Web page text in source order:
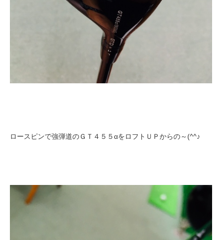
ロースピンで強弾道のＧＴ４５５αをロフトＵＰからの～(^^♪